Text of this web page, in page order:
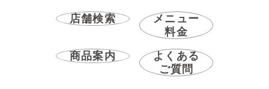
店舗検索
メニュー
料金
商品案内
よくある
ご質問